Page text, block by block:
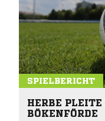
SPIELBERICHT
HERBE
BÖKENFÖRDE